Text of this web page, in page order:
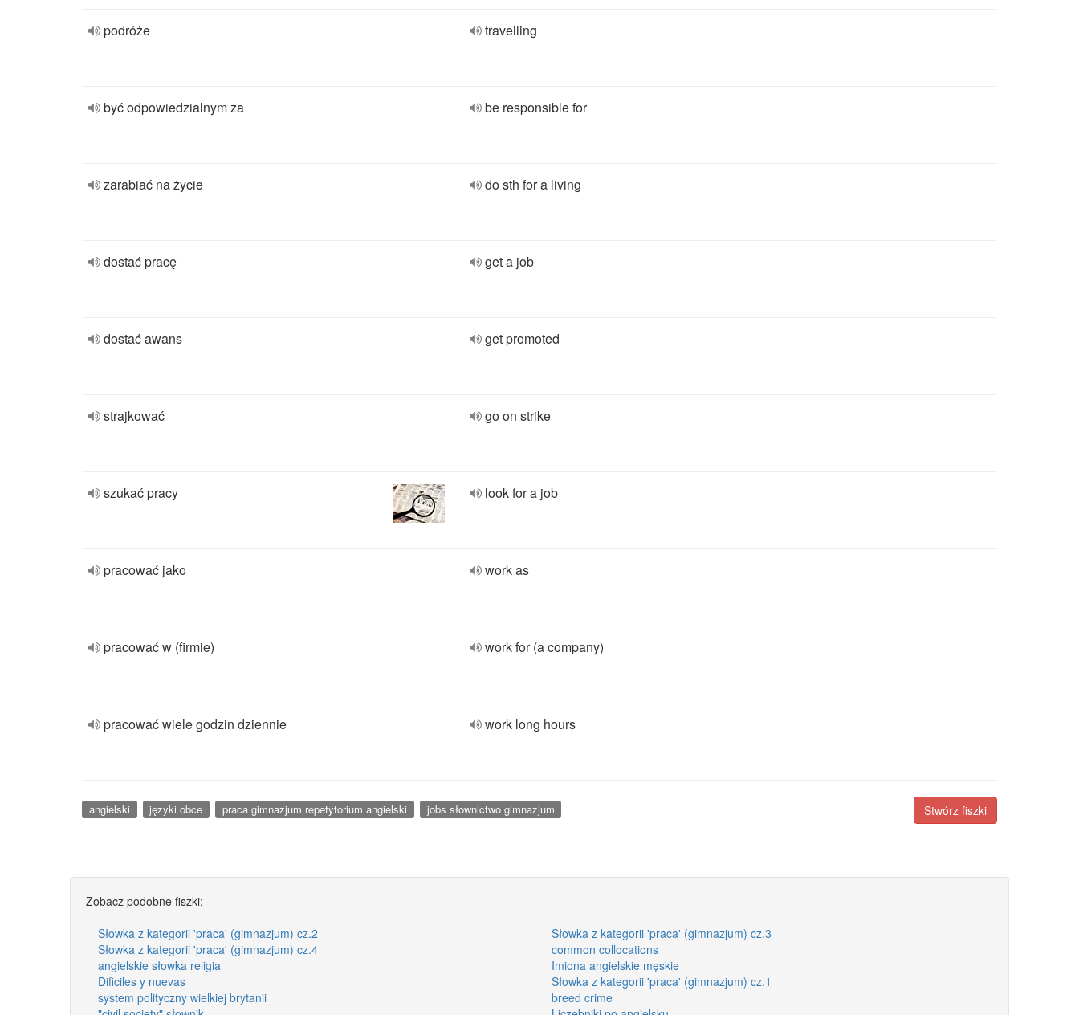
podróże travelling
być odpowiedzialnym za be responsible for
zarabiać na życie do sth for a living
dostać pracę get a job
dostać awans get promoted
strajkować go on strike
szukać pracy look for a job
pracować jako work as
pracować w (firmie) work for (a company)
pracować wiele godzin dziennie work long hours
Stwórz fiszki
angielski języki obce praca gimnazjum repetytorium angielski jobs słownictwo gimnazjum
Zobacz podobne fiszki:
Słowka z kategorii 'praca' (gimnazjum) cz.2
Słowka z kategorii 'praca' (gimnazjum) cz.3
Słowka z kategorii 'praca' (gimnazjum) cz.4
common collocations
angielskie słowka religia
Imiona angielskie męskie
Dificiles y nuevas
Słowka z kategorii 'praca' (gimnazjum) cz.1
system polityczny wielkiej brytanii
breed crime